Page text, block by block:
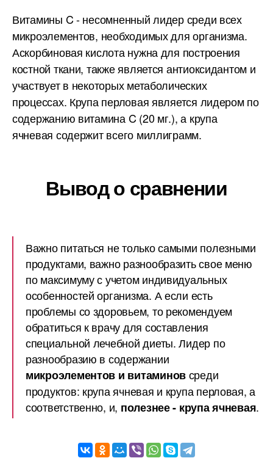
Витамины C - несомненный лидер среди всех
микроэлементов, необходимых для организма.
Аскорбиновая кислота нужна для построения
костной ткани, также является антиоксидантом и
участвует в некоторых метаболических
процессах. Крупа перловая является лидером по
содержанию витамина C (20 мг.), а крупа
ячневая содержит всего миллиграмм.
Вывод о сравнении
Важно питаться не только самыми полезными
продуктами, важно разнообразить свое меню
по максимуму с учетом индивидуальных
особенностей организма. А если есть
проблемы со здоровьем, то рекомендуем
обратиться к врачу для составления
специальной лечебной диеты. Лидер по
разнообразию в содержании
микроэлементов и витаминовсреди
продуктов: крупа ячневая и крупа перловая, а
соответственно, и, полезнее - крупа ячневая.